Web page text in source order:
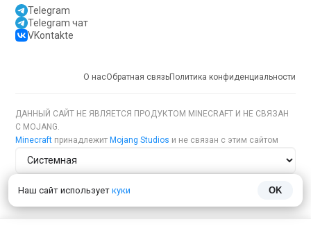
Наш сайт использует куки OK
Telegram
Telegram чат
VKontakte
О насОбратная связьПолитика конфиденциальности
ДАННЫЙ САЙТ НЕ ЯВЛЯЕТСЯ ПРОДУКТОМ MINECRAFT И НЕ СВЯЗАН
С MOJANG.
Minecraft принадлежит Mojang Studios и не связан с этим сайтом
Тема сайта
Язык сайта